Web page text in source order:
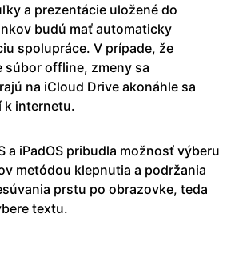
a prezentácie uložené do
budú mať automaticky
spolupráce. V prípade, že
súbor offline, zmeny sa
na iCloud Drive akonáhle sa
k internetu.
a iPadOS pribudla možnosť výberu
metódou klepnutia a podržania
prstu po obrazovke, teda
textu.